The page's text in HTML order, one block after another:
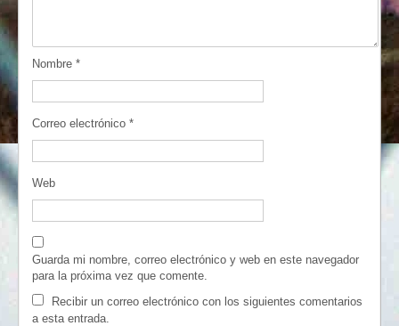
Nombre *
Correo electrónico *
Web
Guarda mi nombre, correo electrónico y web en este navegador
para la próxima vez que comente.
Recibir un correo electrónico con los siguientes comentarios
a esta entrada.